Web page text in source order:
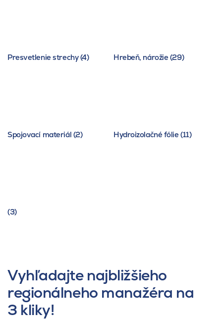
Presvetlenie strechy (4) Hrebeň, nárožie (29)
Spojovací materiál (2) Hydroizolačné fólie (11)
(3)
Vyhľadajte najbližšieho
regionálneho manažéra na
3 kliky!